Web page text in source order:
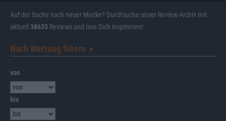
Auf der Suche nach neuer Mucke? Durchsuche unser Review-Archiv mit
aktuell 38633 Reviews und lass Dich inspirieren!
Nach Wertung filtern ▼︎
von
bis